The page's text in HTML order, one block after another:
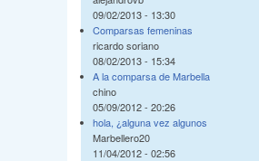
09/02/2013 - 13:30
Comparsas femeninas
ricardo soriano
08/02/2013 - 15:34
A la comparsa de Marbella
chino
05/09/2012 - 20:26
hola, ¿alguna vez algunos
Marbellero20
11/04/2012 - 02:56